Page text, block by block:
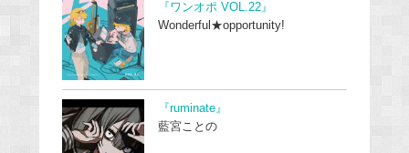
『ワンオポ VOL.22』
Wonderful★opportunity!
『ruminate』
藍宮ことの